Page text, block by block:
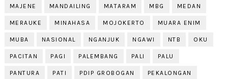
MAJENE MANDAILING MATARAM MBG MEDAN
MERAUKE MINAHASA MOJOKERTO MUARA ENIM
MUBA NASIONAL NGANJUK NGAWI NTB OKU
PACITAN PAGI PALEMBANG PALI PALU
PANTURA PATI PDIP GROBOGAN PEKALONGAN